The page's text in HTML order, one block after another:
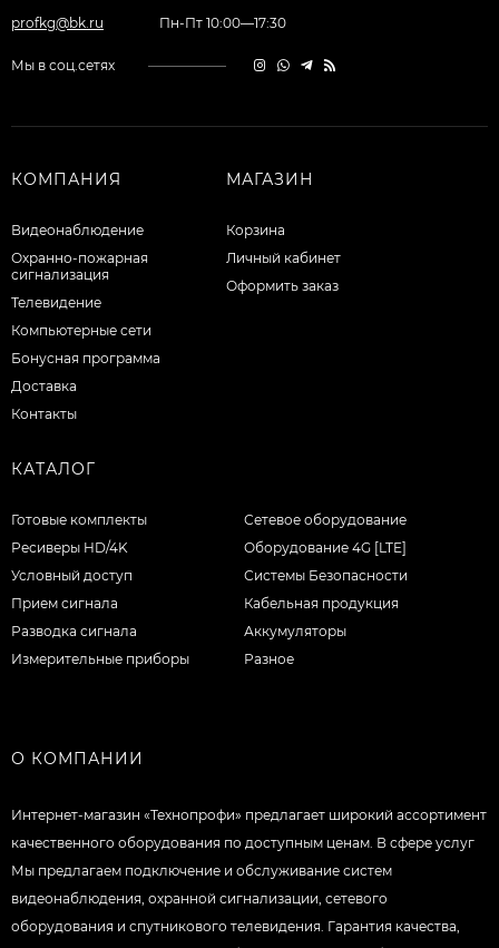
profkg@bk.ru Пн-Пт 10:00—17:30
Мы в соц.сетях
КОМПАНИЯ
Видеонаблюдение
Охранно-пожарная
сигнализация
Телевидение
Компьютерные сети
Бонусная программа
Доставка
Контакты
МАГАЗИН
Корзина
Личный кабинет
Оформить заказ
КАТАЛОГ
Готовые комплекты
Ресиверы HD/4K
Условный доступ
Прием сигнала
Разводка сигнала
Измерительные приборы
Сетевое оборудование
Оборудование 4G [LTE]
Системы Безопасности
Кабельная продукция
Аккумуляторы
Разное
О КОМПАНИИ
Интернет-магазин «Технопрофи» предлагает широкий ассортимент
качественного оборудования по доступным ценам. В сфере услуг
Мы предлагаем подключение и обслуживание систем
видеонаблюдения, охранной сигнализации, сетевого
оборудования и спутникового телевидения. Гарантия качества,